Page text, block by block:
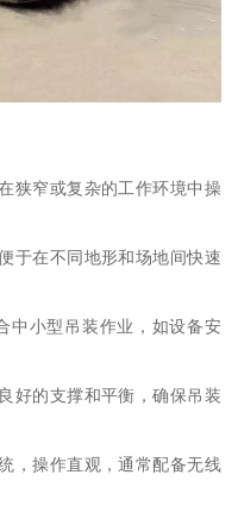
狭窄或复杂的工作环境中操
于在不同地形和场地间快速
中小型吊装作业，如设备安
好的支撑和平衡，确保吊装
，操作直观，通常配备无线